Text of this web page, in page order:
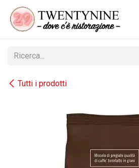
Passa al contenuto
Tutti i prodotti